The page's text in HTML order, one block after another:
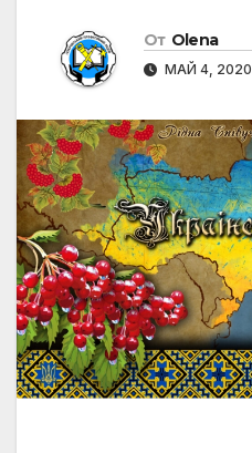
От Olena
МАЙ 4, 2020